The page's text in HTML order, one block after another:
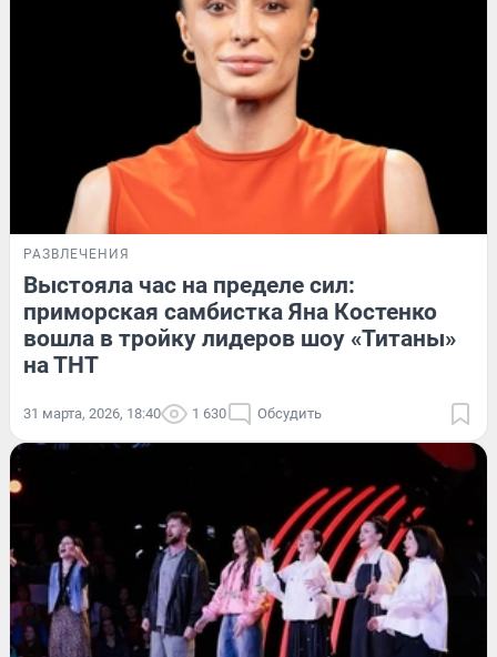
РАЗВЛЕЧЕНИЯ
Выстояла час на пределе сил:
приморская самбистка Яна Костенко
вошла в тройку лидеров шоу «Титаны»
на ТНТ
31 марта, 2026, 18:40 1 630 Обсудить